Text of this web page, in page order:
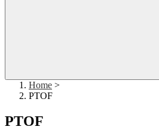
Home >
PTOF
PTOF